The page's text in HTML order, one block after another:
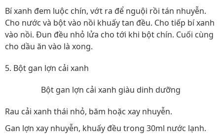
Bí xanh đem luộc chín, vớt ra để nguội rồi tán nhuyễn.
Cho nước và bột vào nồi khuấy tan đều. Cho tiếp bí xanh
vào nồi. Đun đều nhỏ lửa cho tới khi bột chín. Cuối cùng
cho dầu ăn vào là xong.
5. Bột gan lợn cải xanh
Bột gan lợn cải xanh giàu dinh dưỡng
Rau cải xanh thái nhỏ, băm hoặc xay nhuyễn.
Gan lợn xay nhuyễn, khuấy đều trong 30ml nước lạnh.